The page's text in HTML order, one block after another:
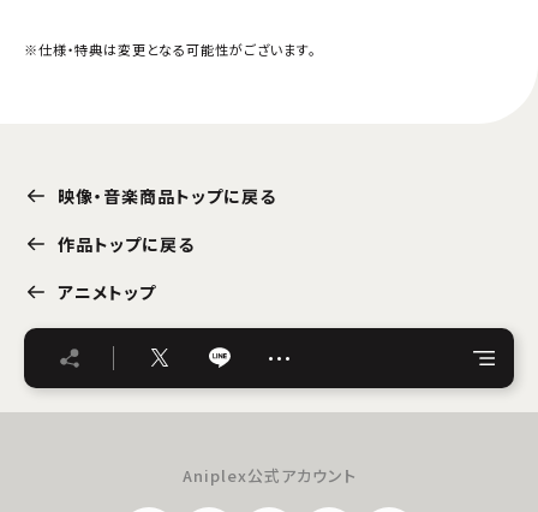
※仕様・特典は変更となる可能性がございます。
映像・音楽商品トップに戻る
作品トップに戻る
アニメトップ
…
Aniplex公式アカウント